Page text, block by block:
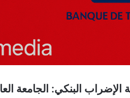
الإضراب البنكي: الجامعة